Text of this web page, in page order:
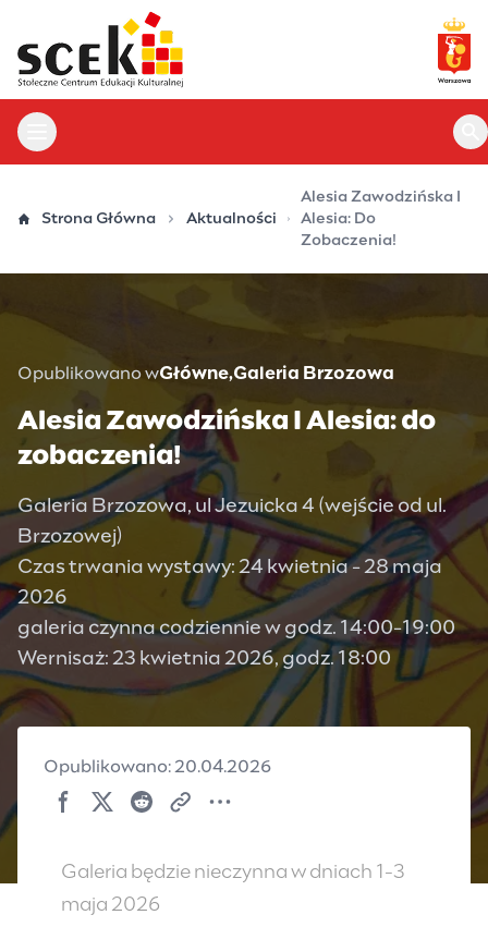
treści
Otwórz menu główne
Strona Główna Aktualności
Alesia Zawodzińska I
Alesia: Do
Zobaczenia!
Opublikowano wGłówne Galeria Brzozowa
Alesia Zawodzińska I Alesia: do
zobaczenia!
Galeria Brzozowa, ul Jezuicka 4 (wejście od ul.
Brzozowej)
Czas trwania wystawy: 24 kwietnia - 28 maja
2026
galeria czynna codziennie w godz. 14:00-19:00
Wernisaż: 23 kwietnia 2026, godz. 18:00
Opublikowano: 20.04.2026
Galeria będzie nieczynna w dniach 1-3
maja 2026